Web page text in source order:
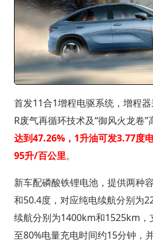
首发11合1增程电驱系统，增程
R废气再循环技术及“御风火龙卷”
达到47.26%，1升油可发3.77度
95升/百公里。
新车配磷酸铁锂电池，提供两种
和50.4度，对应纯电续航分别为
续航分别为1400km和1525km，
至80%电量充电时间约15分钟，